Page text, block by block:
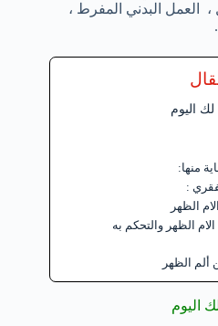
، العمل البدني المفرط ،
اليوم
منها:
:
الظهر
الظهر والتحكم به
ألم الظهر
اليوم